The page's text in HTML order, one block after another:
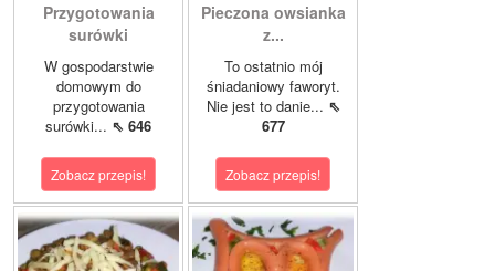
Przygotowania
surówki
W gospodarstwie
domowym do
przygotowania
surówki... ⇖ 646
Zobacz przepis!
Pieczona owsianka
z...
To ostatnio mój
śniadaniowy faworyt.
Nie jest to danie... ⇖
677
Zobacz przepis!